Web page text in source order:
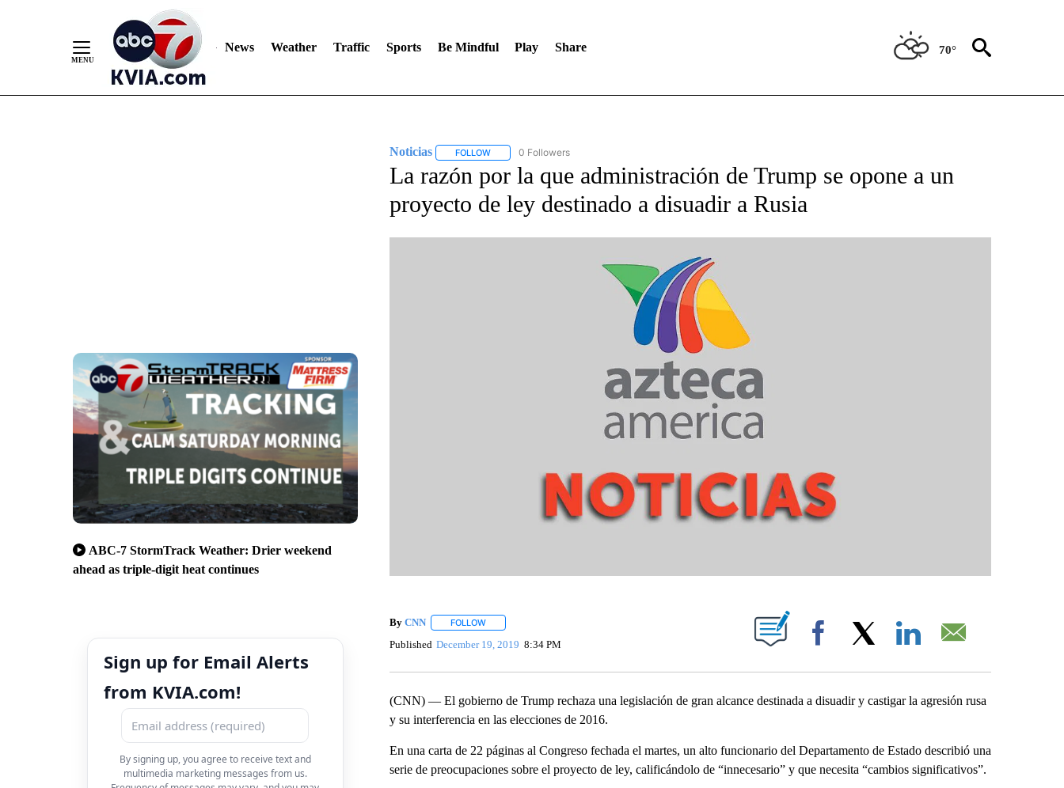
News Weather Traffic Sports Be Mindful Play Share 70°
ABC-7 StormTrack Weather: Drier weekend
ahead as triple-digit heat continues
Sign up for Email Alerts
from KVIA.com!
By signing up, you agree to receive text and
multimedia marketing messages from us.
Noticias FOLLOWFOLLOW "NOTICIAS" TO RECEIVE NOTIFICATIONS ABOUT NEW PAGES ON "NOTICIAS".
0 Followers
La razón por la que administración de Trump se opone a un
proyecto de ley destinado a disuadir a Rusia
By CNN FOLLOWFOLLOW "" TO RECEIVE NOTIFICATIONS ABOUT NEW PAGES ON "".
Published December 19, 2019 8:34 PM Facebook
(CNN) — El gobierno de Trump rechaza una legislación de gran alcance destinada a disuadir y castigar la agresión rusa
y su interferencia en las elecciones de 2016.
En una carta de 22 páginas al Congreso fechada el martes, un alto funcionario del Departamento de Estado describió una
serie de preocupaciones sobre el proyecto de ley, calificándolo de “innecesario” y que necesita “cambios significativos”.